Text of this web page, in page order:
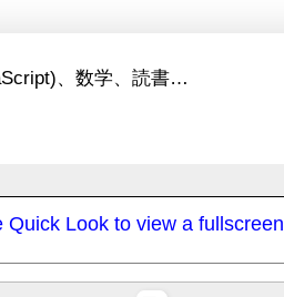
、数学、読書…
Look to view a fullscreen